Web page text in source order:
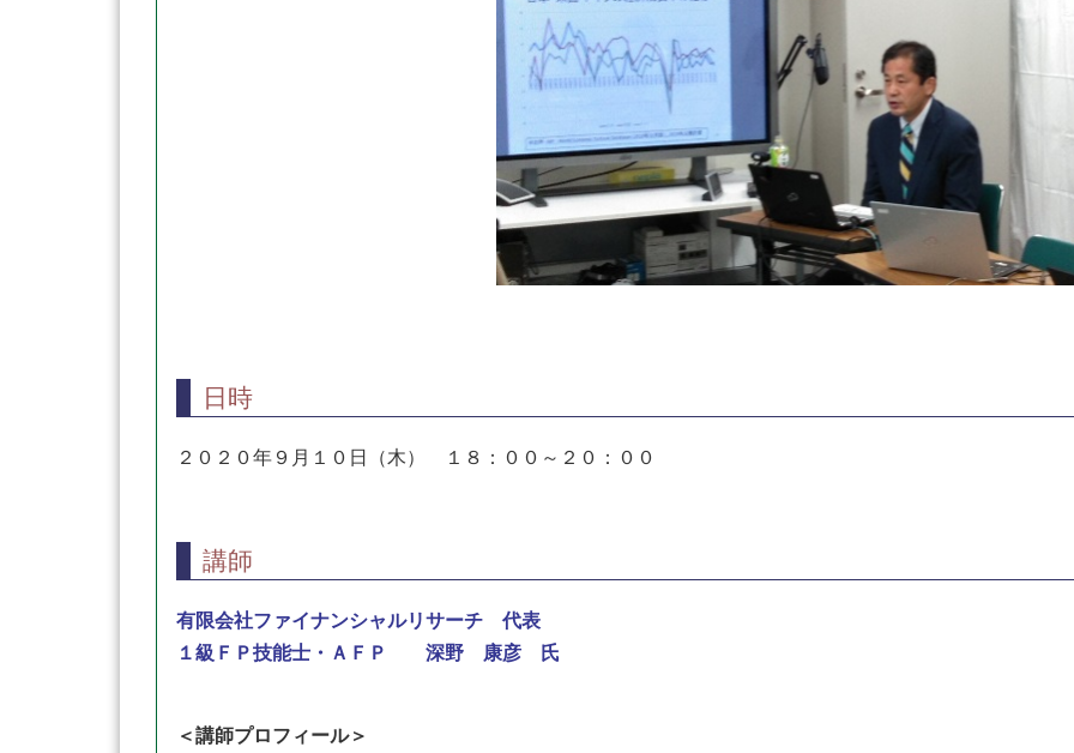
日時
２０２０年９月１０日（木） １８：００～２０：００
講師
有限会社ファイナンシャルリサーチ 代表
１級ＦＰ技能士・ＡＦＰ 深野 康彦 氏
＜講師プロフィール＞